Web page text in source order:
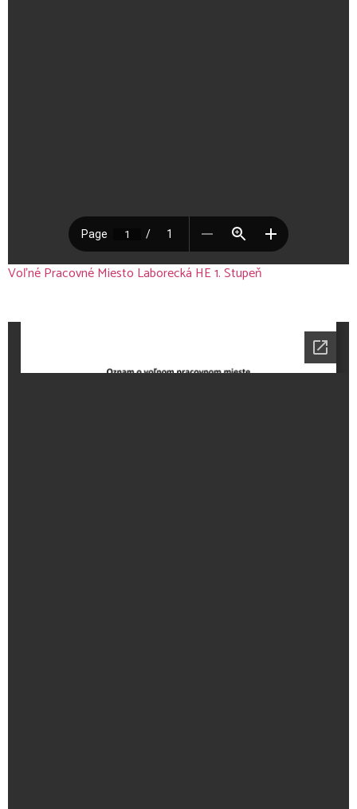
Voľné Pracovné Miesto Laborecká HE 1. Stupeň